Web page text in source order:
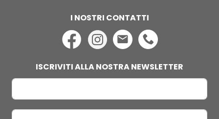
I NOSTRI CONTATTI
ISCRIVITI ALLA NOSTRA NEWSLETTER